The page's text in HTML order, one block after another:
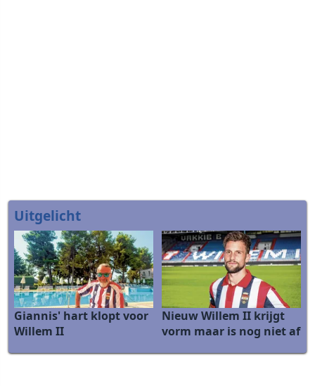
Uitgelicht
Giannis' hart klopt voor
Willem II
Nieuw Willem II krijgt
vorm maar is nog niet af